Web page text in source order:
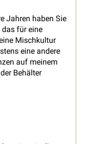
Jahren haben Sie
für eine
Mischkultur
eine andere
auf meinem
Behälter